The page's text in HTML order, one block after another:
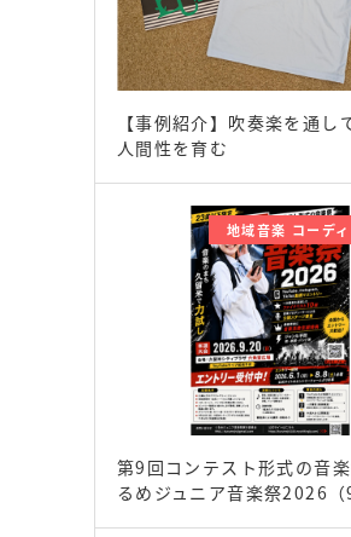
【事例紹介】吹奏楽を通し
人間性を育む
地域音楽 コーデ
第9回コンテスト形式の音
るめジュニア音楽祭2026（